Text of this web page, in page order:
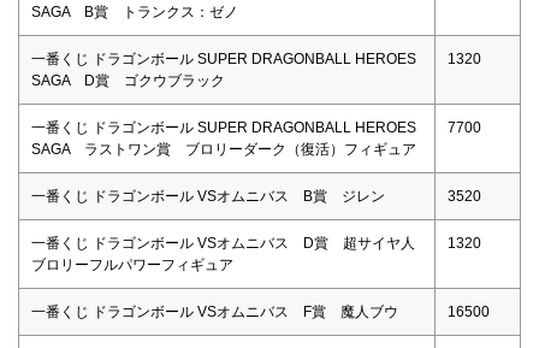
SAGA B賞 トランクス：ゼノ
一番くじ ドラゴンボール SUPER DRAGONBALL HEROES
SAGA D賞 ゴクウブラック
1320
一番くじ ドラゴンボール SUPER DRAGONBALL HEROES
SAGA ラストワン賞 ブロリーダーク（復活）フィギュア
7700
一番くじ ドラゴンボール VSオムニバス B賞 ジレン 3520
一番くじ ドラゴンボール VSオムニバス D賞 超サイヤ人
ブロリーフルパワーフィギュア
1320
一番くじ ドラゴンボール VSオムニバス F賞 魔人ブウ 16500